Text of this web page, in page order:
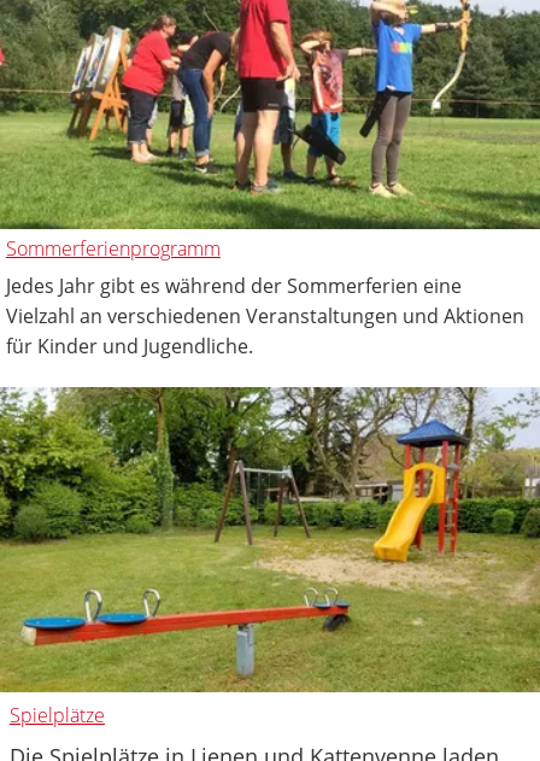
Sommerferienprogramm
Jedes Jahr gibt es während der Sommerferien eine
Vielzahl an verschiedenen Veranstaltungen und Aktionen
für Kinder und Jugendliche.
Spielplätze